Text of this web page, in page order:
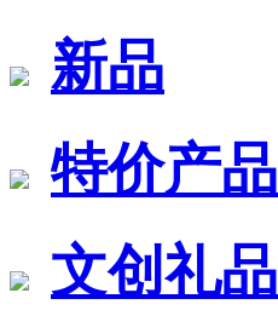
新品
特价产品
文创礼品